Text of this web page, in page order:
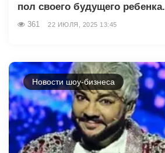
пол своего будущего ребенка.
361 22 ИЮЛЯ, 2025 13:45
Новости шоу-бизнеса